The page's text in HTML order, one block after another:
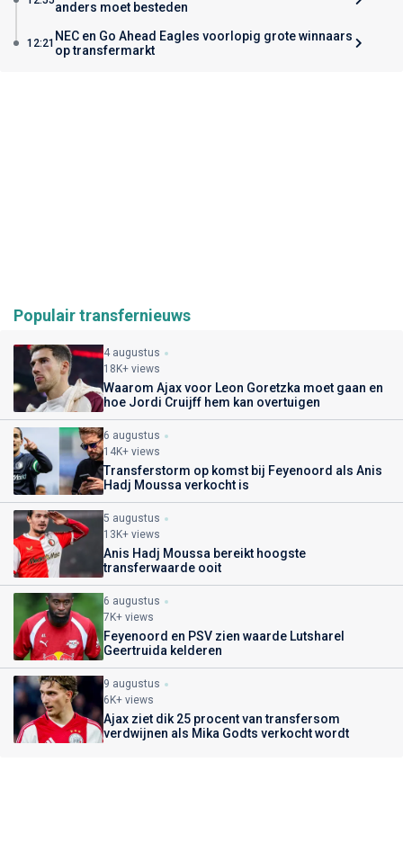
anders moet besteden
12:21 NEC en Go Ahead Eagles voorlopig grote winnaars
op transfermarkt
Populair transfernieuws
4 augustus
18K+ views
Waarom Ajax voor Leon Goretzka moet gaan en
hoe Jordi Cruijff hem kan overtuigen
6 augustus
14K+ views
Transferstorm op komst bij Feyenoord als Anis
Hadj Moussa verkocht is
5 augustus
13K+ views
Anis Hadj Moussa bereikt hoogste
transferwaarde ooit
6 augustus
7K+ views
Feyenoord en PSV zien waarde Lutsharel
Geertruida kelderen
9 augustus
6K+ views
Ajax ziet dik 25 procent van transfersom
verdwijnen als Mika Godts verkocht wordt